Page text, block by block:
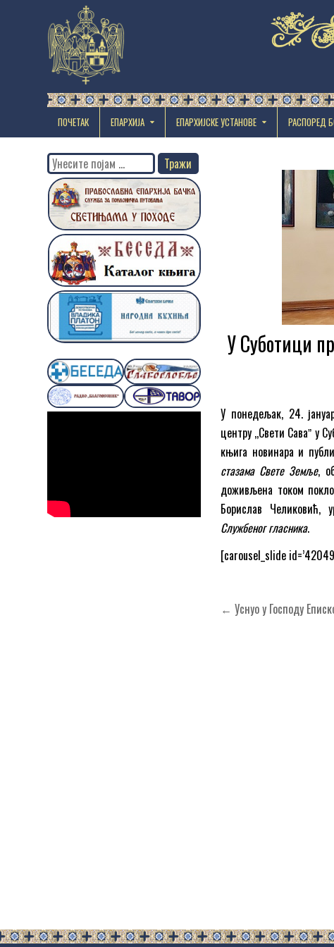
ПОЧЕТАК ЕПАРХИЈА EПАРХИЈСКЕ УСТАНОВЕ РАСПОРЕД
У Суботици
У понедељак, 24.
центру ,,Свети Саваˮ у
књига новинара и
стазама Свете Земље,
доживљена током
Борислав Челиковић,
Службеног гласника.
[carousel_slide
Кретање
← Уснуо у Господу
Search
for: